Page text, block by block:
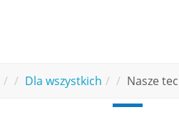
Dla wszystkich Nasze